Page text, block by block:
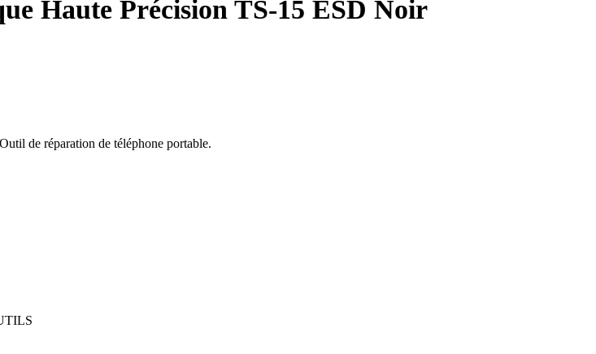
Haute Précision TS-15 ESD Noir
de réparation de téléphone portable.